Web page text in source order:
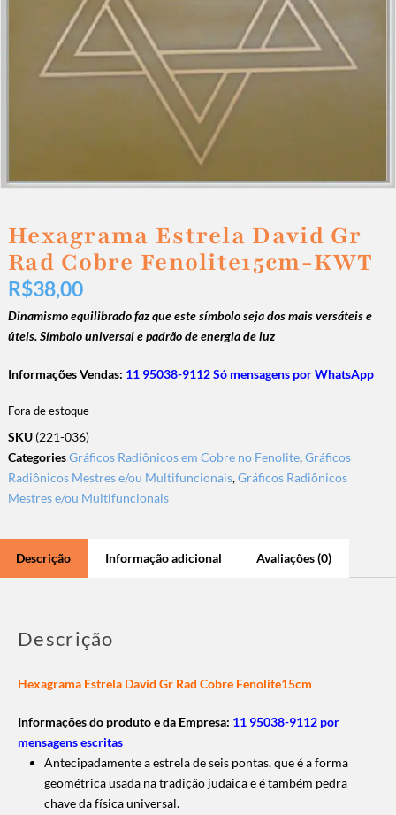
Hexagrama Estrela David Gr
Rad Cobre Fenolite15cm-KWT
R$38,00
Dinamismo equilibrado faz que este símbolo seja dos mais versáteis e
úteis. Símbolo universal e padrão de energia de luz
Informações Vendas: 11 95038-9112 Só mensagens por WhatsApp
Fora de estoque
SKU (221-036)
CategoriesGráficos Radiônicos em Cobre no Fenolite,Gráficos
Radiônicos Mestres e/ou Multifuncionais,Gráficos Radiônicos
Mestres e/ou Multifuncionais
Descrição Informação adicional Avaliações (0)
Descrição
Hexagrama Estrela David Gr Rad Cobre Fenolite15cm
Informações do produto e da Empresa: 11 95038-9112 por
mensagens escritas
Antecipadamente a estrela de seis pontas, que é a forma
geométrica usada na tradição judaica e é também pedra
chave da física universal.